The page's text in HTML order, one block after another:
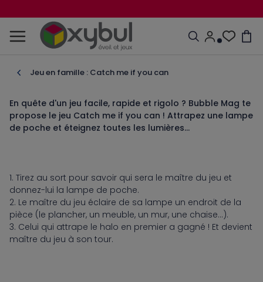
Jeu en famille : Catch me if you can
En quête d'un jeu facile, rapide et rigolo ? Bubble Mag te
propose le jeu Catch me if you can ! Attrapez une lampe
de poche et éteignez toutes les lumières...
1. Tirez au sort pour savoir qui sera le maître du jeu et
donnez-lui la lampe de poche.
2. Le maître du jeu éclaire de sa lampe un endroit de la
pièce (le plancher, un meuble, un mur, une chaise...).
3. Celui qui attrape le halo en premier a gagné ! Et devient
maître du jeu à son tour.